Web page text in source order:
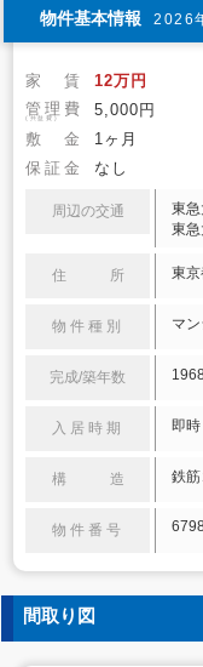
物件基本情報 2026
家 賃 12万円
管理費
(共益費) 5,000円
敷 金
1ヶ月
保証金
なし
周辺の交通
東
東
住 所 東
物件種別 マ
完成/築年数
入居時期 即時
構 造 鉄
物件番号
間取り図